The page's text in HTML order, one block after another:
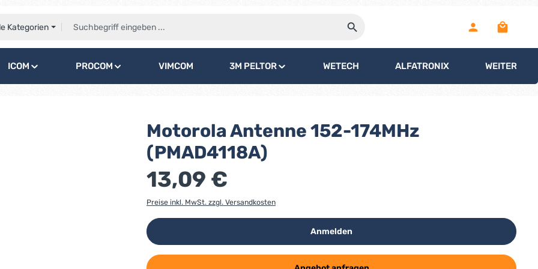
Kategorien
ICOM PROCOM VIMCOM 3M PELTOR WETECH ALFATRONIX WEITERE
Motorola Antenne 152-174MHz
(PMAD4118A)
13,09 €
Preise inkl. MwSt. zzgl. Versandkosten
Anmelden